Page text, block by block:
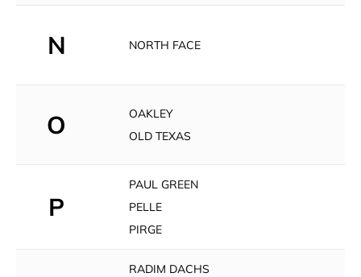
N NORTH FACE
O
OAKLEY
OLD TEXAS
P
PAUL GREEN
PELLE
PIRGE
RADIM DACHS